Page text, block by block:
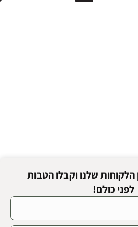
הלקוחות שלנו וקבלו הטבות
לפני כולם!